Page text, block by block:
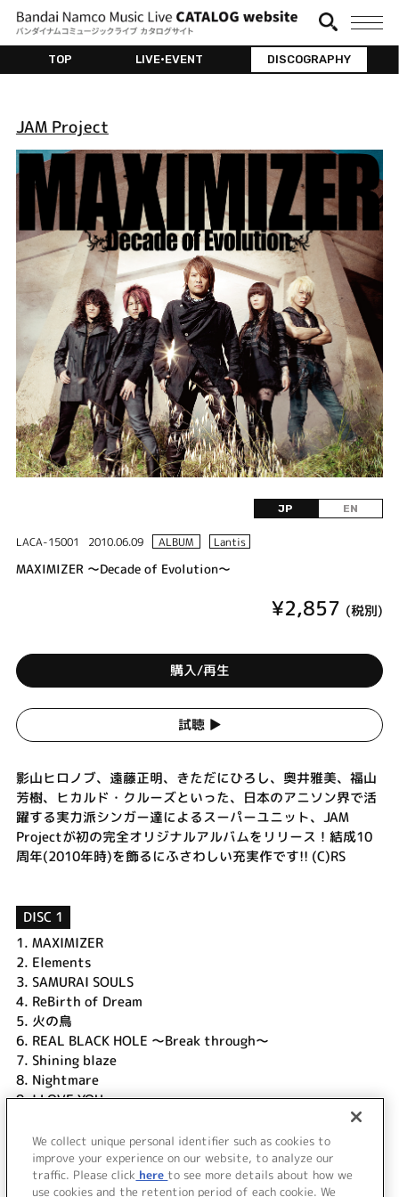
TOP LIVE•EVENT DISCOGRAPHY
JAM Project
JP EN
LACA-15001 2010.06.09 ALBUM Lantis
MAXIMIZER ～Decade of Evolution～
¥2,857 (税別)
購入/再生
試聴 ▶︎
影山ヒロノブ、遠藤正明、きただにひろし、奥井雅美、福山
芳樹、ヒカルド・クルーズといった、日本のアニソン界で活
躍する実力派シンガー達によるスーパーユニット、JAM
Projectが初の完全オリジナルアルバムをリリース！結成10
周年(2010年時)を飾るにふさわしい充実作です!! (C)RS
DISC 1
1. MAXIMIZER
2. Elements
3. SAMURAI SOULS
4. ReBirth of Dream
5. 火の鳥
6. REAL BLACK HOLE ～Break through～
7. Shining blaze
8. Nightmare
9.I LOVE YOU
11.Always be with you
12. KI・ZU・NA ～10th Anniv.ver.～
We collect unique personal identifier such as cookies to
improve your experience on our website, to analyze our
traffic. Please click here to see more details about how we
use cookies and the retention period of each cookie. We